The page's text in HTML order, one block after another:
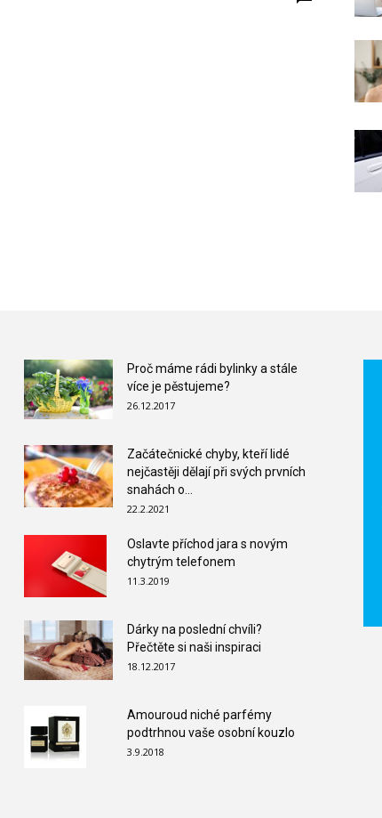
Proč máme rádi bylinky a stále
více je pěstujeme?
26.12.2017
Začátečnické chyby, kteří lidé
nejčastěji dělají při svých prvních
snahách o...
22.2.2021
Oslavte příchod jara s novým
chytrým telefonem
11.3.2019
Dárky na poslední chvíli?
Přečtěte si naši inspiraci
18.12.2017
Amouroud niché parfémy
podtrhnou vaše osobní kouzlo
3.9.2018